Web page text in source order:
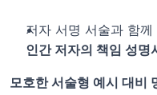
인간 저자의 책임 성명
모호한 서술형 예시 대비